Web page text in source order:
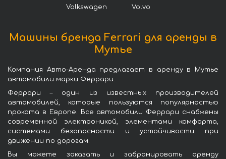
Volkswagen Volvo
Машины бренда Ferrari для аренды в
Мутье
Компания Авто-Аренда предлагает в аренду в Мутье
автомобили марки Феррари.
Феррари – один из известных производителей
автомобилей, которые пользуются популярностью
проката в Европе. Все автомобили Феррари снабжены
современной электроникой, элементами комфорта,
системами безопасности и устойчивости при
движении по дорогам.
Вы можете заказать и забронировать аренду